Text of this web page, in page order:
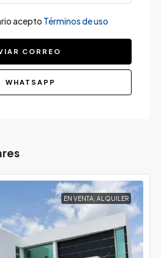
acepto Términos de uso
CORREO
WHATSAPP
EN VENTA, ALQUILER